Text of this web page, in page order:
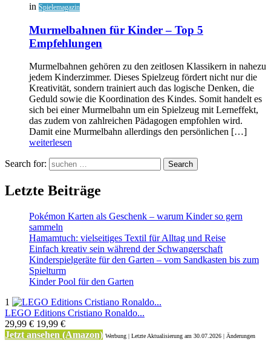
in Spielemagazin
Murmelbahnen für Kinder – Top 5
Empfehlungen
Murmelbahnen gehören zu den zeitlosen Klassikern in nahezu
jedem Kinderzimmer. Dieses Spielzeug fördert nicht nur die
Kreativität, sondern trainiert auch das logische Denken, die
Geduld sowie die Koordination des Kindes. Somit handelt es
sich bei einer Murmelbahn um ein Spielzeug mit Lerneffekt,
das zudem von zahlreichen Pädagogen empfohlen wird.
Damit eine Murmelbahn allerdings den persönlichen […]
weiterlesen
Search for: Search
Letzte Beiträge
Pokémon Karten als Geschenk – warum Kinder so gern
sammeln
Hamamtuch: vielseitiges Textil für Alltag und Reise
Einfach kreativ sein während der Schwangerschaft
Kinderspielgeräte für den Garten – vom Sandkasten bis zum
Spielturm
Kinder Pool für den Garten
1
LEGO Editions Cristiano Ronaldo...
29,99 € 19,99 €
Jetzt ansehen (Amazon) Werbung | Letzte Aktualisierung am 30.07.2026 | Änderungen